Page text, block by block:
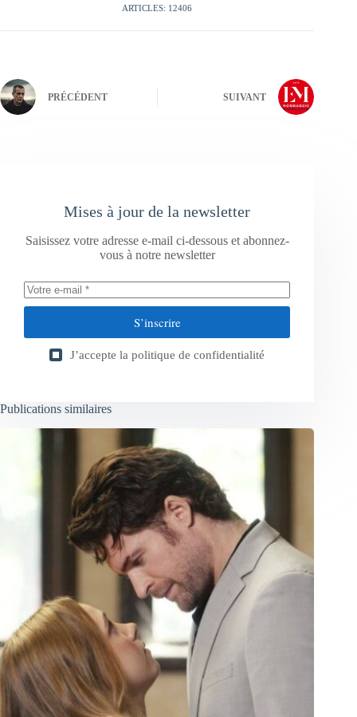
ARTICLES: 12406
PRÉCÉDENT SUIVANT
Mises à jour de la newsletter
Saisissez votre adresse e-mail ci-dessous et abonnez-
vous à notre newsletter
S’inscrire
J’accepte la politique de confidentialité
Publications similaires